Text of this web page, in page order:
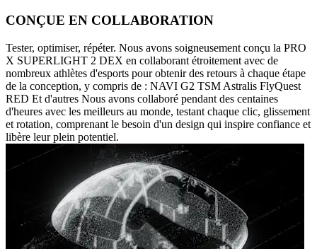
CONÇUE EN COLLABORATION
Tester, optimiser, répéter. Nous avons soigneusement conçu la PRO
X SUPERLIGHT 2 DEX en collaborant étroitement avec de
nombreux athlètes d'esports pour obtenir des retours à chaque étape
de la conception, y compris de : NAVI G2 TSM Astralis FlyQuest
RED Et d'autres Nous avons collaboré pendant des centaines
d'heures avec les meilleurs au monde, testant chaque clic, glissement
et rotation, comprenant le besoin d'un design qui inspire confiance et
libère leur plein potentiel.